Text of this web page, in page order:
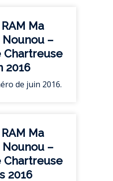
Ma
–
Chartreuse
2016
de juin 2016.
Ma
–
Chartreuse
2016